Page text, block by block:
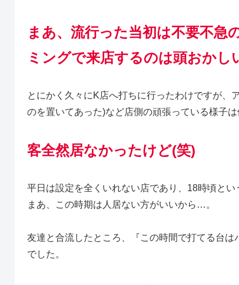
まあ、流行った当初は不要不急
ミングで来店するのは頭おかし
とにかく久々にK店へ打ちに行ったわけですが、
のを置いてあった)など店側の頑張っている様子は
客全然居なかったけど(笑)
平日は設定を全くいれない店であり、18時頃と
まあ、この時期は人居ない方がいいから…。
友達と合流したところ、『この時間で打てる台
でした。